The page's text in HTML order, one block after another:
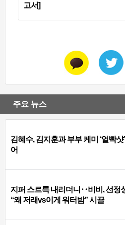
고서]
주요 뉴스
김혜수, 김지훈과 부부 케미 ‘얼빡샷
어
지퍼 스르륵 내리더니‥비비, 선정
“왜 저래vs이게 워터밤” 시끌